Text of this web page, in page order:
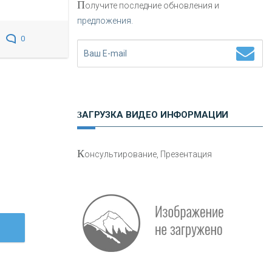
0
Нетворкинг для предпринимателей
авто
Получите последние обновления и
предложения.
ЗАГРУЗКА ВИДЕО ИНФОРМАЦИИ
Консультирование, Презентация